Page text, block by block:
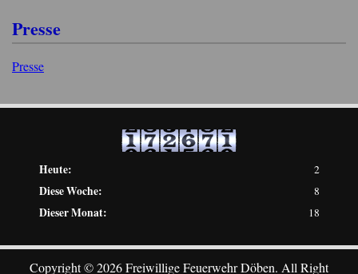
Presse
Presse
Heute: 2
Diese Woche: 8
Dieser Monat: 18
Copyright © 2026 Freiwillige Feuerwehr Döben. All Right